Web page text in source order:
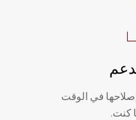
في الوقت
كنت.